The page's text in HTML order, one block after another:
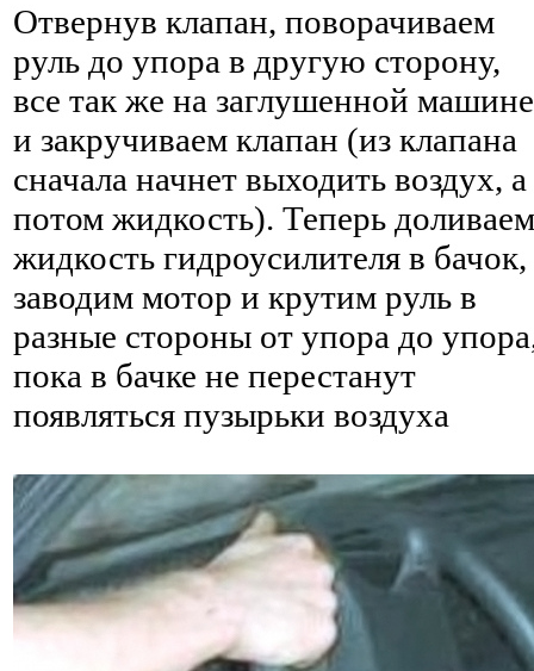
Отвернув клапан, поворачиваем
руль до упора в другую сторону,
все так же на заглушенной
и закручиваем клапан (из клапана
сначала начнет выходить воздух, а
потом жидкость). Теперь доливаем
жидкость гидроусилителя в бачок,
заводим мотор и крутим руль в
разные стороны от упора до
пока в бачке не перестанут
появляться пузырьки воздуха